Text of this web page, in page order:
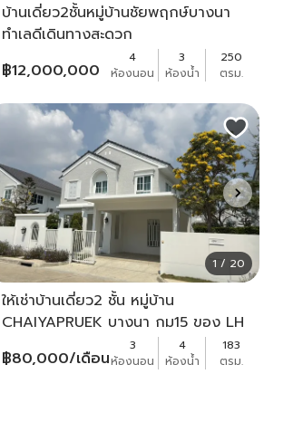
บ้านเดี่ยว2ชั้นหมู่บ้านชัยพฤกษ์บางนา
ทำเลดีเดินทางสะดวก
฿12,000,000
4
ห้องนอน
3
ห้องน้ำ
250
ตรม.
1 / 20
ให้เช่าบ้านเดี่ยว2 ชั้น หมู่บ้าน
CHAIYAPRUEK บางนา กม15 ของ LH
ใกล้สุวรรณภูมิ MEGAบางนา
฿80,000/เดือน
3
ห้องนอน
4
ห้องน้ำ
183
ตรม.